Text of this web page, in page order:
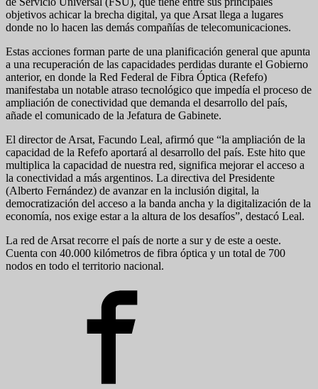
objetivos achicar la brecha digital, ya que Arsat llega a lugares
donde no lo hacen las demás compañías de telecomunicaciones.
Estas acciones forman parte de una planificación general que apunta
a una recuperación de las capacidades perdidas durante el Gobierno
anterior, en donde la Red Federal de Fibra Óptica (Refefo)
manifestaba un notable atraso tecnológico que impedía el proceso de
ampliación de conectividad que demanda el desarrollo del país,
añade el comunicado de la Jefatura de Gabinete.
El director de Arsat, Facundo Leal, afirmó que “la ampliación de la
capacidad de la Refefo aportará al desarrollo del país. Este hito que
multiplica la capacidad de nuestra red, significa mejorar el acceso a
la conectividad a más argentinos. La directiva del Presidente
(Alberto Fernández) de avanzar en la inclusión digital, la
democratización del acceso a la banda ancha y la digitalización de la
economía, nos exige estar a la altura de los desafíos”, destacó Leal.
La red de Arsat recorre el país de norte a sur y de este a oeste.
Cuenta con 40.000 kilómetros de fibra óptica y un total de 700
nodos en todo el territorio nacional.